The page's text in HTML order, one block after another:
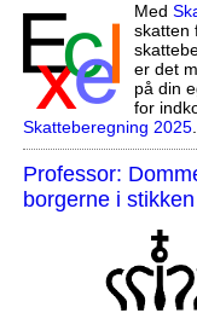
Med
skatten
er det
på din
for
Skatteberegning 2025.
Professor:
borgerne i stikken